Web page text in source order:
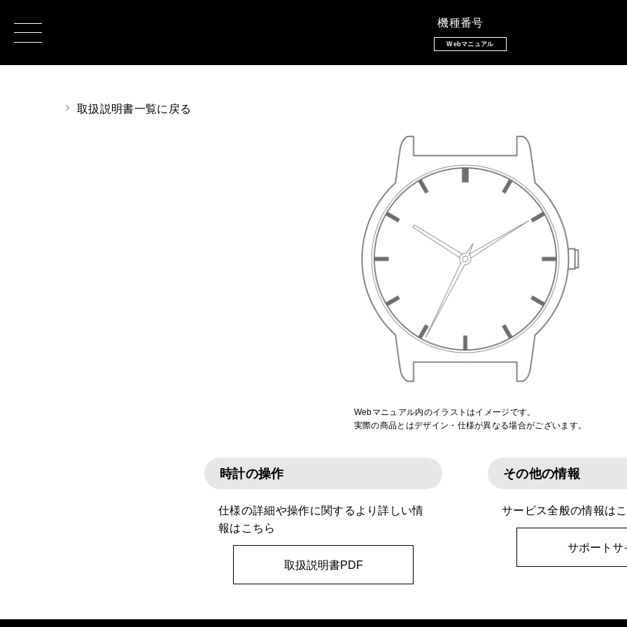
機種番号
Webマニュアル
取扱説明書一覧に戻る
Webマニュアル内のイラストはイメージです。
実際の商品とはデザイン・仕様が異なる場合がございます。
時計の操作
仕様の詳細や操作に関するより詳しい情
報はこちら
取扱説明書PDF
その他の情報
サービス全般の情報は
サポートサ